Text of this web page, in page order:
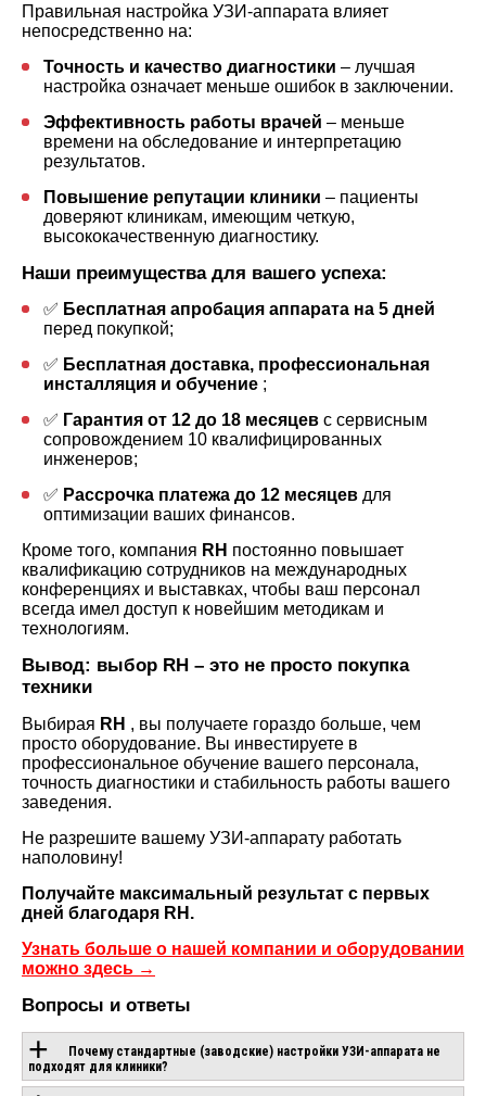
Правильная настройка УЗИ-аппарата влияет
непосредственно на:
Точность и качество диагностики – лучшая
настройка означает меньше ошибок в заключении.
Эффективность работы врачей – меньше
времени на обследование и интерпретацию
результатов.
Повышение репутации клиники – пациенты
доверяют клиникам, имеющим четкую,
высококачественную диагностику.
Наши преимущества для вашего успеха:
✅ Бесплатная апробация аппарата на 5 дней
перед покупкой;
✅ Бесплатная доставка, профессиональная
инсталляция и обучение ;
✅ Гарантия от 12 до 18 месяцев с сервисным
сопровождением 10 квалифицированных
инженеров;
✅ Рассрочка платежа до 12 месяцев для
оптимизации ваших финансов.
Кроме того, компания RH постоянно повышает
квалификацию сотрудников на международных
конференциях и выставках, чтобы ваш персонал
всегда имел доступ к новейшим методикам и
технологиям.
Вывод: выбор RH – это не просто покупка
техники
Выбирая RH , вы получаете гораздо больше, чем
просто оборудование. Вы инвестируете в
профессиональное обучение вашего персонала,
точность диагностики и стабильность работы вашего
заведения.
Не разрешите вашему УЗИ-аппарату работать
наполовину!
Получайте максимальный результат с первых
дней благодаря RH.
Узнать больше о нашей компании и оборудовании
можно здесь →
Вопросы и ответы
Почему стандартные (заводские) настройки УЗИ-аппарата не
подходят для клиники?